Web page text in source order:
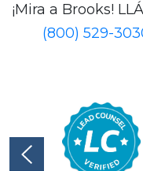
¡Mira a Brooks!
(800) 529-